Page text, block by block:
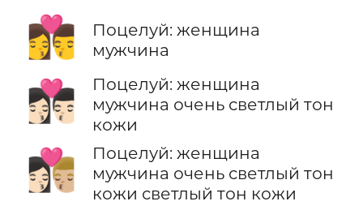
👩‍❤️‍💋‍👨
Поцелуй: женщина
мужчина
👩🏻‍❤️‍💋‍👨🏻
Поцелуй: женщина
мужчина очень светлый тон
кожи
👩🏻‍❤️‍💋‍👨🏼
Поцелуй: женщина
мужчина очень светлый тон
кожи светлый тон кожи